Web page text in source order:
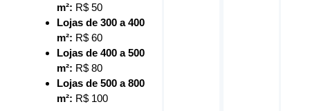
m²: R$ 50
Lojas de 300 a 400
m²: R$ 60
Lojas de 400 a 500
m²: R$ 80
Lojas de 500 a 800
m²: R$ 100